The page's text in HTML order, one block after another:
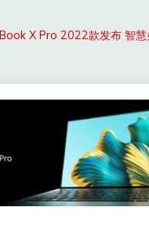
X Pro 2022款发布 智慧